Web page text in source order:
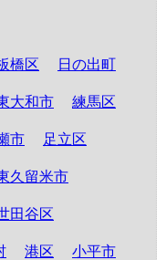
橋区 日の出町
大和市 練馬区
市 足立区
久留米市
田谷区
港区 小平市